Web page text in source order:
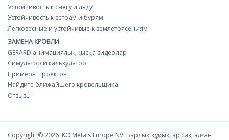
Устойчивость к снегу и льду
Устойчивость к ветрам и бурям
Легковесные и устойчивые к землетрясениям
ЗАМЕНА КРОВЛИ
GERARD анимациялық қысқа видеолар
Симулятор и калькулятор
Примеры проектов
Найдите ближайшего кровельщика
Отзывы
Copyright © 2026 IKO Metals Europe NV. Барлық құқықтар сақталған